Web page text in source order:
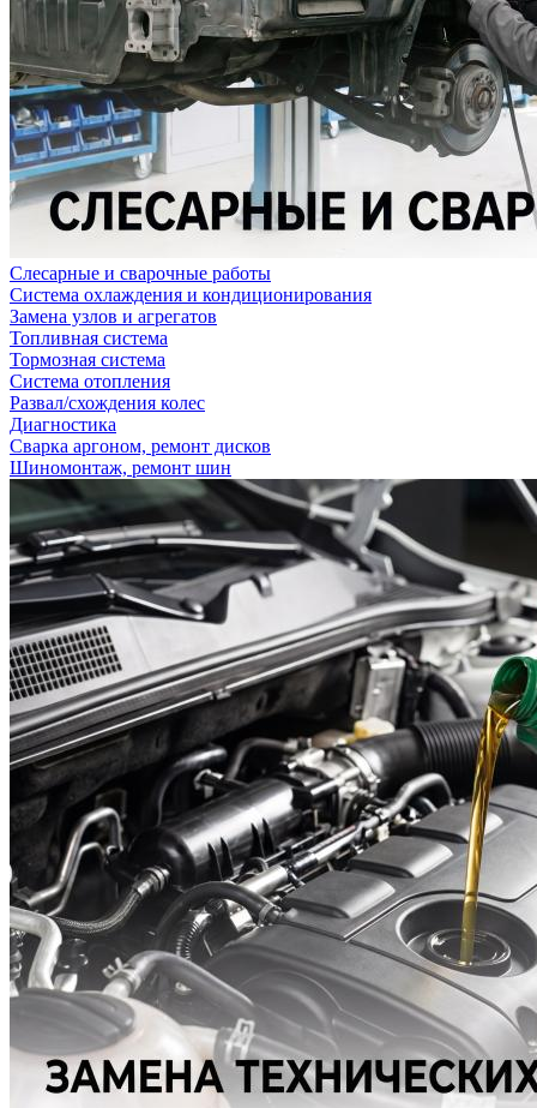
Слесарные и сварочные работы
Система охлаждения и кондиционирования
Замена узлов и агрегатов
Топливная система
Тормозная система
Система отопления
Развал/схождения колес
Диагностика
Сварка аргоном, ремонт дисков
Шиномонтаж, ремонт шин